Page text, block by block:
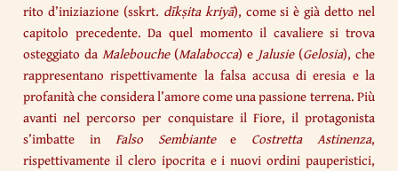
rito d’iniziazione (sskrt. dīkṣita kriyā), come si è già detto nel
capitolo precedente. Da quel momento il cavaliere si trova
osteggiato daMalebouche(Malabocca) e Jalusie(Gelosia), che
rappresentano rispettivamente la falsa accusa di eresia e la
profanità che considera l’amore come una passione terrena. Più
avanti nel percorso per conquistare il Fiore, il protagonista
s’imbatte in Falso Sembiantee Costretta Astinenza,
rispettivamente il clero ipocrita e i nuovi ordini pauperistici,